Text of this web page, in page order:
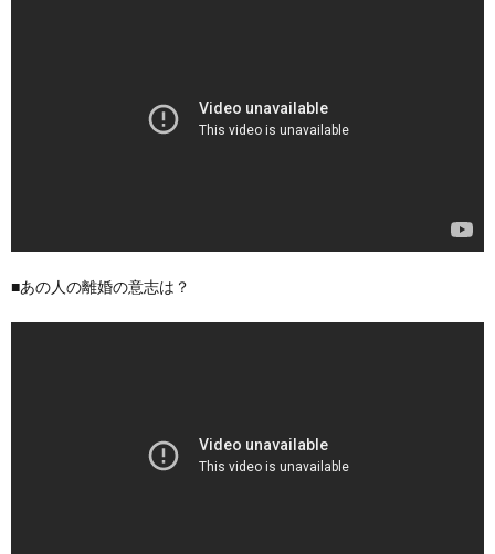
■あの人の離婚の意志は？